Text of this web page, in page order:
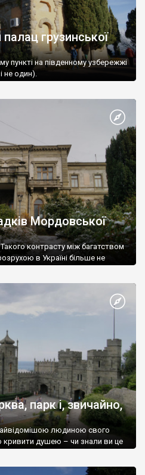
грузинської
пункті на південному узбережжі
не один).
Мордовської
контрасту між багатством
в Україні більше не
парк і, звичайно,
людиною свого
кривити душею – чи знали ви це